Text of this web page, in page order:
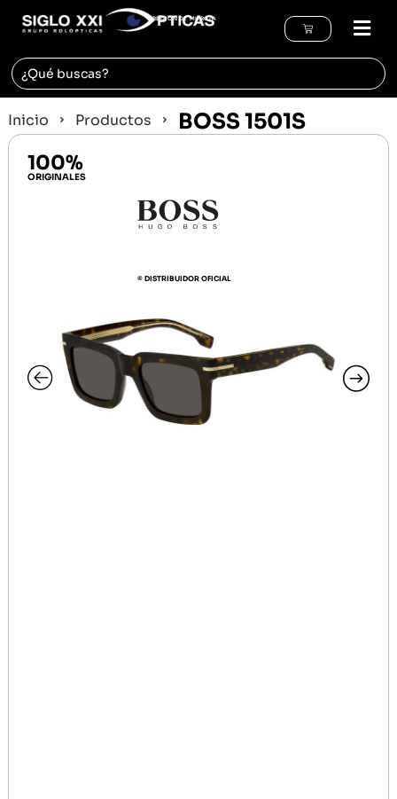
REGIÓN DE MURCIA
Inicio Productos BOSS 1501S
100%
ORIGINALES
© DISTRIBUIDOR OFICIAL